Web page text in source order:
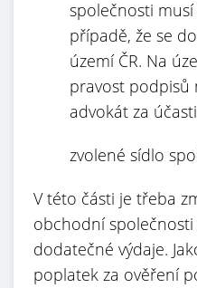
společnosti
případě, že se
území ČR. Na
pravost podpisů
advokát za
zvolené sídlo
V této části je třeba
obchodní
dodatečné výdaje.
poplatek za ověření